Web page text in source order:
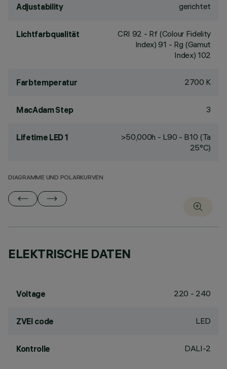
Adjustability gerichtet
Lichtfarbqualität CRI 92 - Rf (Colour Fidelity
Index) 91 - Rg (Gamut
Index) 102
Farbtemperatur 2700 K
MacAdam Step 3
Lifetime LED 1
>50,000h - L90 - B10 (Ta
25°C)
DIAGRAMME UND POLARKURVEN
ELEKTRISCHE DATEN
Voltage 220 - 240
ZVEI code LED
Kontrolle DALI-2